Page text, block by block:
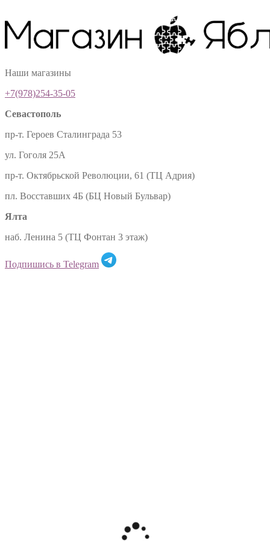
Наши магазины
+7(978)254-35-05
Севастополь
пр-т. Героев Сталинграда 53
ул. Гоголя 25А
пр-т. Октябрьской Революции, 61 (ТЦ Адрия)
пл. Восставших 4Б (БЦ Новый Бульвар)
Ялта
наб. Ленина 5 (ТЦ Фонтан 3 этаж)
Подпишись в Telegram